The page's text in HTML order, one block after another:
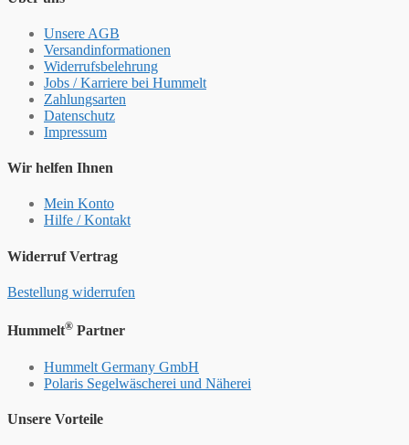
Unsere AGB
Versandinformationen
Widerrufsbelehrung
Jobs / Karriere bei Hummelt
Zahlungsarten
Datenschutz
Impressum
Wir helfen Ihnen
Mein Konto
Hilfe / Kontakt
Widerruf Vertrag
Bestellung widerrufen
Hummelt® Partner
Hummelt Germany GmbH
Polaris Segelwäscherei und Näherei
Unsere Vorteile